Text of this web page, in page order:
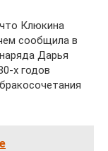
Клюкина
сообщила в
Дарья
х годов